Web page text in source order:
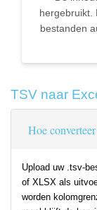
hergebruikt.
bestanden
TSV naar
Hoe
Upload uw .tsv-
of XLSX als
worden